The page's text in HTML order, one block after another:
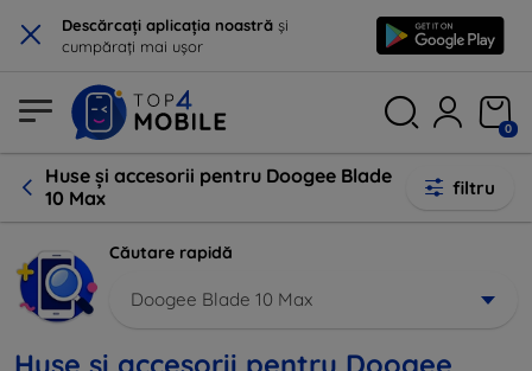
× Descărcați aplicația noastră și
cumpărați mai ușor
0
Huse și accesorii pentru Doogee Blade
10 Max
filtru
Căutare rapidă
Doogee Blade 10 Max
Huse și accesorii pentru Doogee